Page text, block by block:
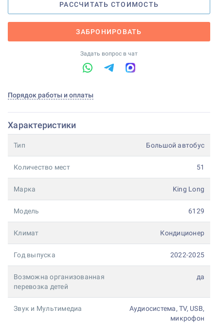
РАССЧИТАТЬ СТОИМОСТЬ
ЗАБРОНИРОВАТЬ
Задать вопрос в чат
Порядок работы и оплаты
Характеристики
Тип Большой автобус
Количество мест 51
Марка King Long
Модель 6129
Климат Кондиционер
Год выпуска 2022-2025
Возможна организованная
перевозка детей
да
Звук и Мультимедиа
Аудиосистема, TV, USB,
микрофон